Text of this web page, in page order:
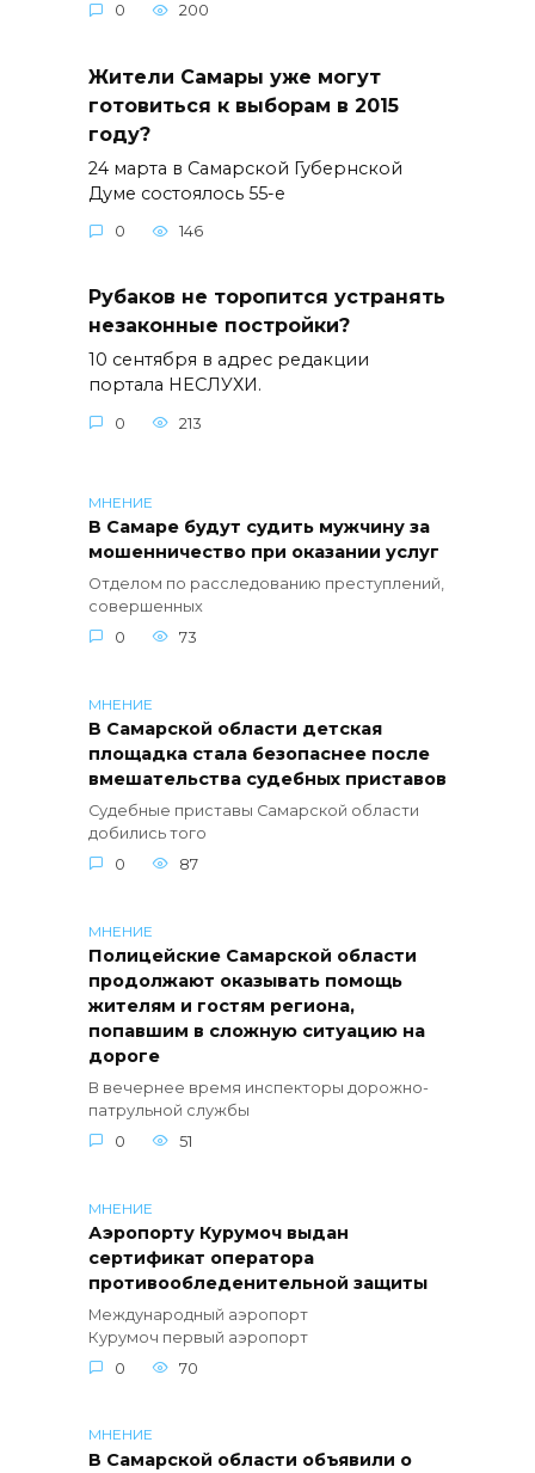
0 200
Жители Самары уже могут
готовиться к выборам в 2015
году?
24 марта в Самарской Губернской
Думе состоялось 55-е
0 146
Рубаков не торопится устранять
незаконные постройки?
10 сентября в адрес редакции
портала НЕСЛУХИ.
0 213
МНЕНИЕ
В Самаре будут судить мужчину за
мошенничество при оказании услуг
Отделом по расследованию преступлений,
совершенных
0
73
МНЕНИЕ
В Самарской области детская
площадка стала безопаснее после
вмешательства судебных приставов
Судебные приставы Самарской области
добились того
0
87
МНЕНИЕ
Полицейские Самарской области
продолжают оказывать помощь
жителям и гостям региона,
попавшим в сложную ситуацию на
дороге
В вечернее время инспекторы дорожно-
патрульной службы
0
51
МНЕНИЕ
Аэропорту Курумоч выдан
сертификат оператора
противообледенительной защиты
Международный аэропорт
Курумоч первый аэропорт
0
70
МНЕНИЕ
В Самарской области объявили о